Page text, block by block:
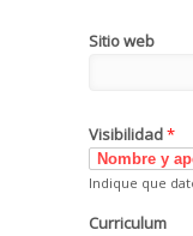
Sitio web
Visibilidad*
Indique que
Curriculum